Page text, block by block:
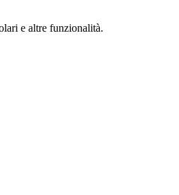
e altre funzionalità.